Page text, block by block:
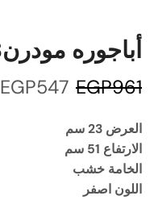
أباجوره مودرنWE008
EGP961
EGP547
العرض 23 سم
الارتفاع 51 سم
الخامة خشب
اللون اصفر